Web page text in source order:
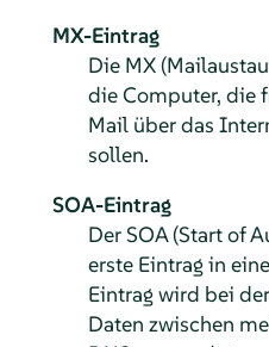
MX-Eintrag
Die MX
die Computer, die
Mail über das
sollen.
SOA-Eintrag
Der SOA (Start of
erste Eintrag in
Eintrag wird bei
Daten zwischen